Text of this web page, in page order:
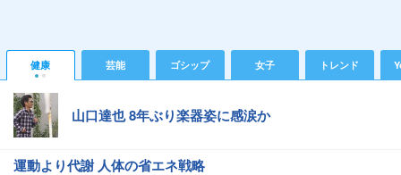
健康 芸能 ゴシップ 女子 トレンド
山口達也 8年ぶり楽器姿に感涙か
運動より代謝 人体の省エネ戦略